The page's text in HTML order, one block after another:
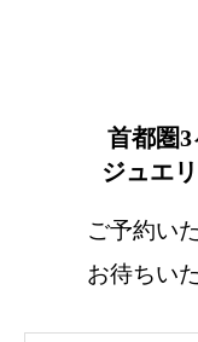
首都圏3
ジュエ
ご予約い
お待ちい